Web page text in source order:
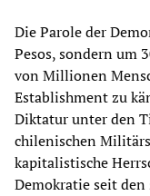
Die Parole der
Pesos, sondern um
von Millionen
Establishment zu
Diktatur unter den
chilenischen
kapitalistische
Demokratie seit